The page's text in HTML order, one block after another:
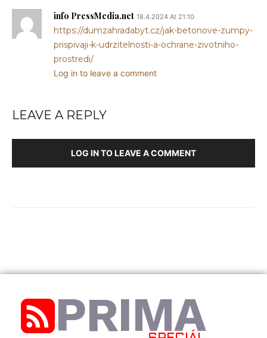
info PressMedia.net 18.4.2024 At 21:10
https://dumzahradabyt.cz/jak-betonove-zumpy-
prispivaji-k-udrzitelnosti-a-ochrane-zivotniho-
prostredi/
Log in to leave a comment
LEAVE A REPLY
LOG IN TO LEAVE A COMMENT
PRIMA